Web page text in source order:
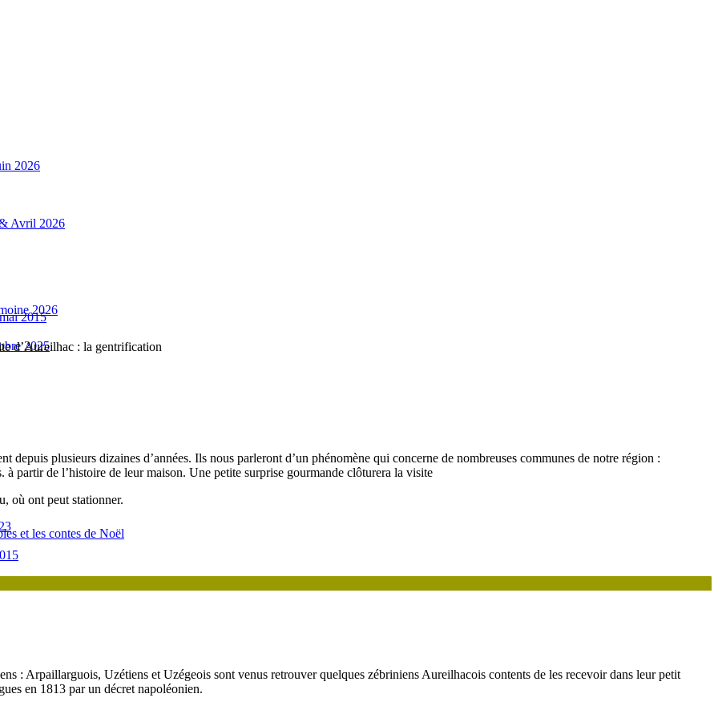
2026
Avril 2026
2015
2025
2026
et les contes de Noël
d’Aureilhac : la gentrification
plusieurs dizaines d’années. Ils nous parleront d’un phénomène qui concerne de nombreuses communes de notre région :
partir de l’histoire de leur maison. Une petite surprise gourmande clôturera la visite
où ont peut stationner.
: Arpaillarguois, Uzétiens et Uzégeois sont venus retrouver quelques zébriniens Aureilhacois contents de les recevoir dans leur petit
en 1813 par un décret napoléonien.